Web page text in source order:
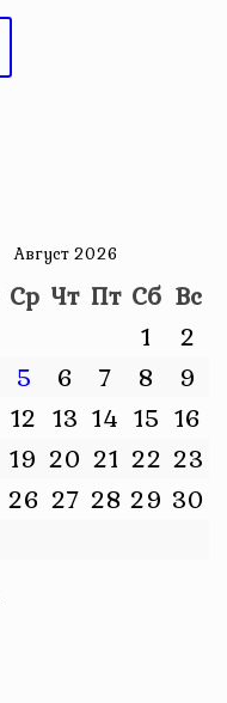
Август 2026
Ср Чт Пт Сб Вс
1
2
5 6 7 8
9
12 13 14 15 16
19 20 21 22 23
26 27 28 29 30